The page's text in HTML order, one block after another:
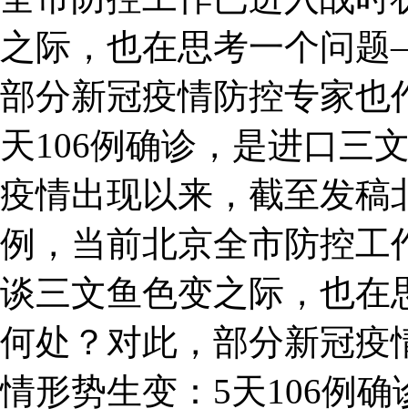
之际，也在思考一个问
部分新冠疫情防控专家也
天106例确诊，是进口三
疫情出现以来，截至发稿
例，当前北京全市防控工
谈三文鱼色变之际，也
何处？对此，部分新冠疫
情形势生变：5天106例